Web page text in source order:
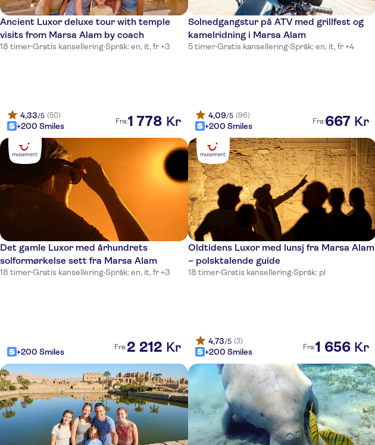
Ancient Luxor deluxe tour with temple
visits from Marsa Alam by coach
18 timer·Gratis kansellering·Språk: en, it, fr +3
4,33/5 (50)
+200 Smiles Fra:1 778 Kr
Solnedgangstur på ATV med grillfest og
kamelridning i Marsa Alam
5 timer·Gratis kansellering·Språk: en, it, fr +4
4,09/5 (96)
+200 Smiles Fra:667 Kr
Det gamle Luxor med århundrets
solformørkelse sett fra Marsa Alam
18 timer·Gratis kansellering·Språk: en, it, fr +3
+200 Smiles Fra:2 212 Kr
Oldtidens Luxor med lunsj fra Marsa Alam
– polsktalende guide
18 timer·Gratis kansellering·Språk: pl
4,73/5 (3)
+200 Smiles Fra:1 656 Kr